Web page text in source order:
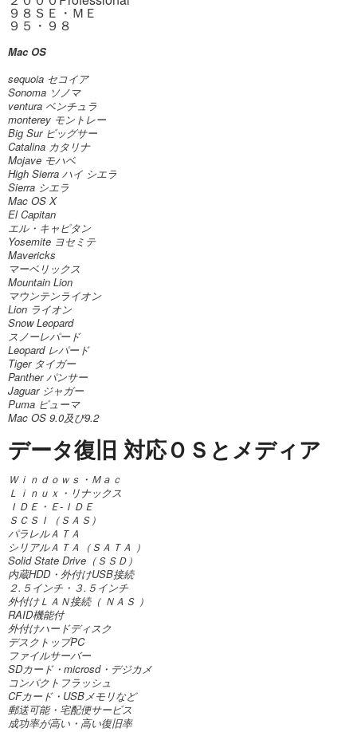
９８ＳＥ・ＭＥ
９５・９８
Mac OS
sequoia セコイア
Sonoma ソノマ
ventura ベンチュラ
monterey モントレー
Big Sur ビッグサー
Catalina カタリナ
Mojave モハベ
High Sierra ハイ シエラ
Sierra シエラ
Mac OS X
El Capitan
エル・キャピタン
Yosemite ヨセミテ
Mavericks
マーベリックス
Mountain Lion
マウンテンライオン
Lion ライオン
Snow Leopard
スノーレパード
Leopard レパード
Tiger タイガー
Panther パンサー
Jaguar ジャガー
Puma ピューマ
Mac OS 9.0及び9.2
データ復旧 対応ＯＳとメディア
Ｗｉｎｄｏｗｓ・Ｍａｃ
Ｌｉｎｕｘ・リナックス
ＩＤＥ・Ｅ-ＩＤＥ
ＳＣＳＩ（ＳＡＳ）
パラレルＡＴＡ
シリアルＡＴＡ（ＳＡＴＡ ）
Solid State Drive（ＳＳＤ）
内蔵HDD・外付けUSB接続
２.５インチ・３.５インチ
外付けＬＡＮ接続（ ＮＡＳ ）
RAID機能付
外付けハードディスク
デスクトップPC
ファイルサーバー
SDカード・microsd・デジカメ
コンパクトフラッシュ
CFカード・USBメモリなど
郵送可能・宅配便サービス
成功率が高い・高い復旧率